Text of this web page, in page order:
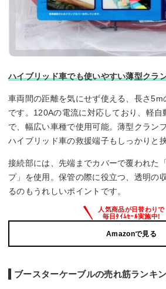
ハイブリッド車でも使いやすい薄型クラ
車両間の距離を気にせず使える、長さ
です。120Aの電流に対応しており、軽自
で、幅広い車種で使用可能。薄型クラン
ハイブリッド車の救援端子もしっかりと
接続部には、先端までカバーで覆われた
プ」を使用。保管の際に役立つ、透明の
るのもうれしいポイントです。
Amazonで見る
ブースターケーブルの売れ筋ランキ